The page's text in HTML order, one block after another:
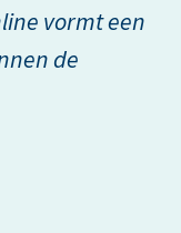
vormt een
de